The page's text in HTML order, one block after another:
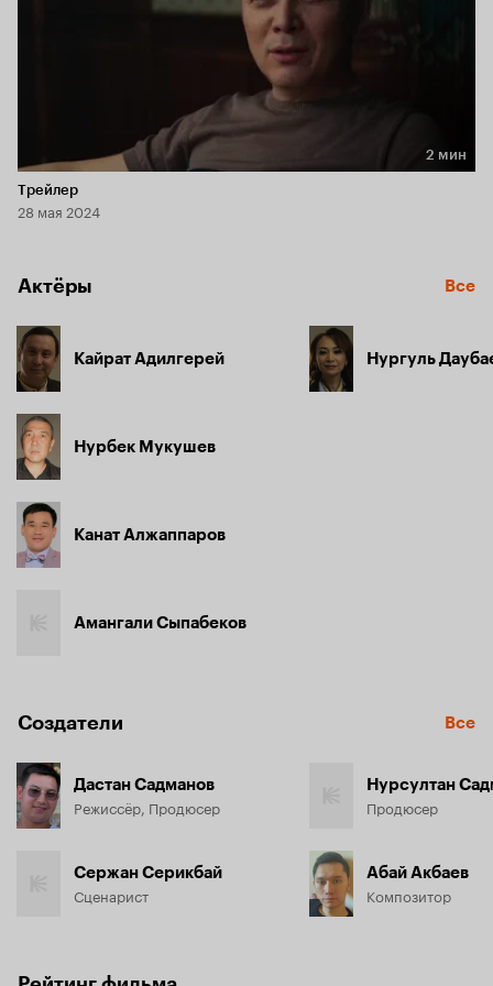
Длительность 2 мин
2 мин
Трейлер
28 мая 2024
Актёры Все
Кайрат Адилгерей
Нурбек Мукушев
Канат Алжаппаров
Амангали Сыпабеков
Нургуль
Создатели Все
Дастан Садманов
Режиссёр, Продюсер
Сержан Серикбай
Сценарист
Нурсултан
Продюсер
Абай Акбаев
Композитор